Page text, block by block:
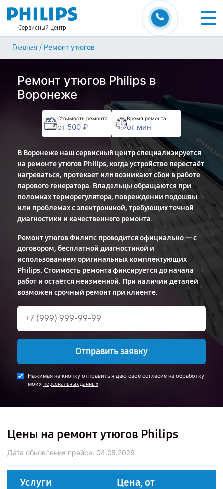
Сервисный центр
Главная / Ремонт утюгов
Ремонт утюгов Philips в
Воронеже
Стоимость ремонта
от 500 ₽
Время ремонта
от мин
В Воронеже наш сервисный центр специализируется
на ремонте утюгов Philips, когда устройство перестаёт
нагреваться, протекает или возникают сбои в работе
парового генератора. Владельцы обращаются при
поломках терморегулятора, повреждении подошвы
или проблемах с электроникой, требующих точной
диагностики и качественного ремонта.
Ремонт утюгов Филипс проводится официально — с
договором, бесплатной диагностикой и
использованием оригинальных комплектующих
Philips. Стоимость ремонта фиксируется до начала
работ и остаётся неизменной. При наличии деталей
возможен срочный ремонт при клиенте.
Отправить заявку
Нажимая на кнопку отправить я даю свое согласие на обработку
моих персональных данных.
Цены на ремонт утюгов Philips
Дата обновления прайса: 04.08.2026
Услуги Цена, от